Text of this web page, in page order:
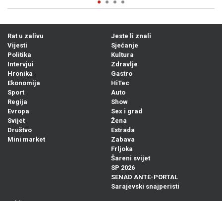
Rat u zalivu
Vijesti
Politika
Intervjui
Hronika
Ekonomija
Sport
Regija
Evropa
Svijet
Društvo
Mini market
Jeste li znali
Sjećanje
Kultura
Zdravlje
Gastro
HiTec
Auto
Show
Sex i grad
Žena
Estrada
Zabava
Frljoka
Šareni svijet
SP 2026
SENAD ANTE-PORTAL
Sarajevski snajperisti